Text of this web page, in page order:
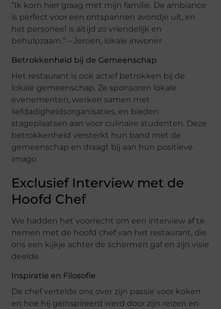
“Ik kom hier graag met mijn familie. De ambiance
is perfect voor een ontspannen avondje uit, en
het personeel is altijd zo vriendelijk en
behulpzaam.” – Jeroen, lokale inwoner
Betrokkenheid bij de Gemeenschap
Het restaurant is ook actief betrokken bij de
lokale gemeenschap. Ze sponsoren lokale
evenementen, werken samen met
liefdadigheidsorganisaties, en bieden
stageplaatsen aan voor culinaire studenten. Deze
betrokkenheid versterkt hun band met de
gemeenschap en draagt bij aan hun positieve
imago.
Exclusief Interview met de
Hoofd Chef
We hadden het voorrecht om een interview af te
nemen met de hoofd chef van het restaurant, die
ons een kijkje achter de schermen gaf en zijn visie
deelde.
Inspiratie en Filosofie
De chef vertelde ons over zijn passie voor koken
en hoe hij geïnspireerd werd door zijn reizen en